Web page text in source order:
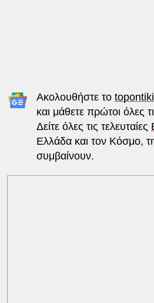
Ακολουθήστε το
και μάθετε πρώτοι όλες
Δείτε όλες τις τελευταίες
Ελλάδα και τον Κόσμο,
συμβαίνουν.